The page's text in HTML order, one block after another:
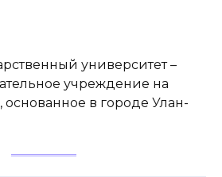
университет –
учреждение на
в городе Улан-